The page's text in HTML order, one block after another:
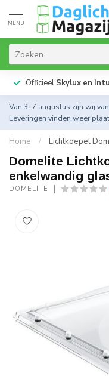
MENU
Officieel Skylux en
Van 3-7 augustus zijn wij
Leveringen vinden weer
Home / Lichtkoepel
Domelite
enkelwandig
DOMELITE